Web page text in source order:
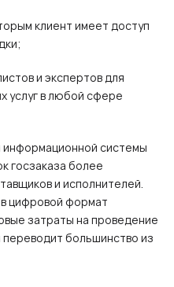
клиент имеет доступ
и экспертов для
услуг в любой сфере
информационной системы
госзаказа более
и исполнителей.
цифровой формат
затраты на проведение
большинство из